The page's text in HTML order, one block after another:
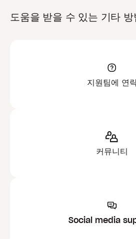
도움을 받을 수 있는 기타 방
지원팀에 연
커뮤니티
Social media